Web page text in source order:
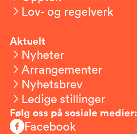
Lov- og regelverk
Aktuelt
Nyheter
Arrangementer
Nyhetsbrev
Ledige stillinger
Følg oss på sosiale medier:
Facebook